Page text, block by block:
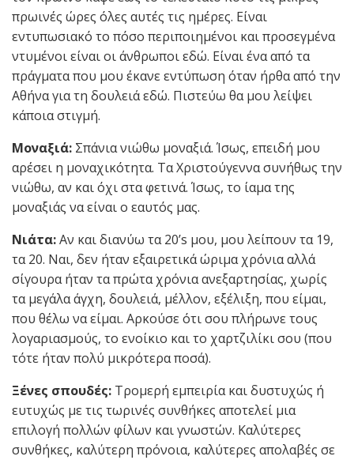
πρωινές ώρες όλες αυτές τις ημέρες. Είναι
εντυπωσιακό το πόσο περιποιημένοι και προσεγμένα
ντυμένοι είναι οι άνθρωποι εδώ. Είναι ένα από τα
πράγματα που μου έκανε εντύπωση όταν ήρθα από την
Αθήνα για τη δουλειά εδώ. Πιστεύω θα μου λείψει
κάποια στιγμή.
Μοναξιά: Σπάνια νιώθω μοναξιά. Ίσως, επειδή μου
αρέσει η μοναχικότητα. Τα Χριστούγεννα συνήθως την
νιώθω, αν και όχι στα φετινά. Ίσως, το ίαμα της
μοναξιάς να είναι ο εαυτός μας.
Νιάτα:Αν και διανύω τα 20’s μου, μου λείπουν τα 19,
τα 20. Ναι, δεν ήταν εξαιρετικά ώριμα χρόνια αλλά
σίγουρα ήταν τα πρώτα χρόνια ανεξαρτησίας, χωρίς
τα μεγάλα άγχη, δουλειά, μέλλον, εξέλιξη, που είμαι,
που θέλω να είμαι. Αρκούσε ότι σου πλήρωνε τους
λογαριασμούς, το ενοίκιο και το χαρτζιλίκι σου (που
τότε ήταν πολύ μικρότερα ποσά).
Ξένες σπουδές: Τρομερή εμπειρία και δυστυχώς ή
ευτυχώς με τις τωρινές συνθήκες αποτελεί μια
επιλογή πολλών φίλων και γνωστών. Καλύτερες
συνθήκες, καλύτερη πρόνοια, καλύτερες απολαβές σε